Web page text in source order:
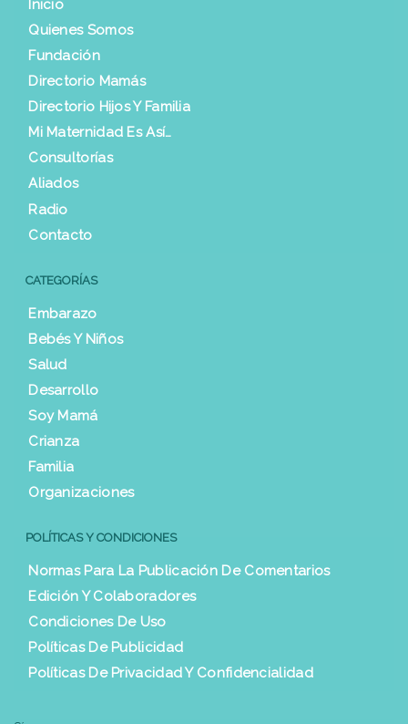
Inicio
Quienes Somos
Fundación
Directorio Mamás
Directorio Hijos Y Familia
Mi Maternidad Es Así…
Consultorías
Aliados
Radio
Contacto
CATEGORÍAS
Embarazo
Bebés Y Niños
Salud
Desarrollo
Soy Mamá
Crianza
Familia
Organizaciones
POLÍTICAS Y CONDICIONES
Normas Para La Publicación De Comentarios
Edición Y Colaboradores
Condiciones De Uso
Políticas De Publicidad
Políticas De Privacidad Y Confidencialidad